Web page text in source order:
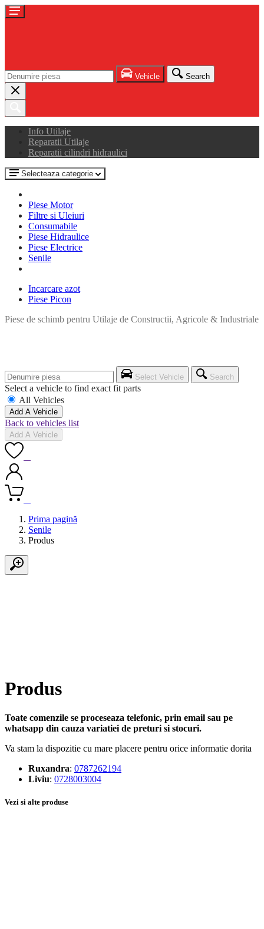
Vehicle Search
Info Utilaje
Reparatii Utilaje
Reparatii cilindri hidraulici
Selecteaza categorie
Piese Motor
Filtre si Uleiuri
Consumabile
Piese Hidraulice
Piese Electrice
Senile
Incarcare azot
Piese Picon
Piese de schimb pentru Utilaje de Constructii, Agricole & Industriale
Select Vehicle Search
Select a vehicle to find exact fit parts
All Vehicles
Add A Vehicle
Back to vehicles list
Add A Vehicle
Prima pagină
Senile
Produs
Produs
Toate comenzile se proceseaza telefonic, prin email sau pe
whatsapp din cauza variatiei de preturi si stocuri.
Va stam la dispozitie cu mare placere pentru orice informatie dorita
Ruxandra: 0787262194
Liviu: 0728003004
Vezi si alte produse